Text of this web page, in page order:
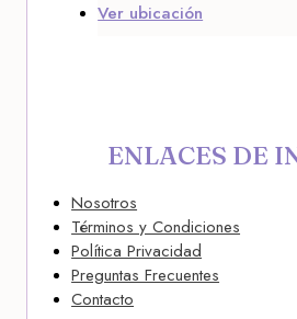
Ver ubicación
ENLACES DE
Nosotros
Términos y Condiciones
Política Privacidad
Preguntas Frecuentes
Contacto